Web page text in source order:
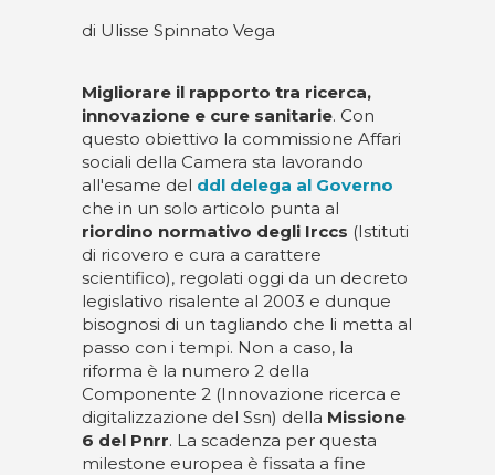
di Ulisse Spinnato Vega
Migliorare il rapporto tra ricerca,
innovazione e cure sanitarie. Con
questo obiettivo la commissione Affari
sociali della Camera sta lavorando
all'esame del ddl delega al Governo
che in un solo articolo punta al
riordino normativo degli Irccs (Istituti
di ricovero e cura a carattere
scientifico), regolati oggi da un decreto
legislativo risalente al 2003 e dunque
bisognosi di un tagliando che li metta al
passo con i tempi. Non a caso, la
riforma è la numero 2 della
Componente 2 (Innovazione ricerca e
digitalizzazione del Ssn) della Missione
6 del Pnrr. La scadenza per questa
milestone europea è fissata a fine